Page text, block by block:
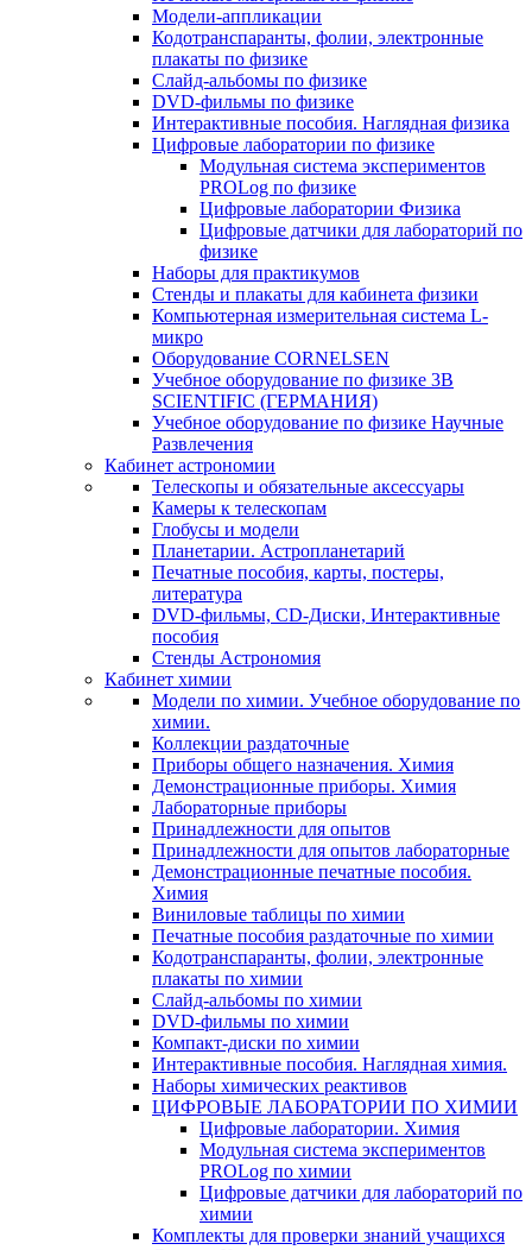
Модели-аппликации
Кодотранспаранты, фолии, электронные
плакаты по физике
Слайд-альбомы по физике
DVD-фильмы по физике
Интерактивные пособия. Наглядная физика
Цифровые лаборатории по физике
Модульная система экспериментов
PROLog по физике
Цифровые лаборатории Физика
Цифровые датчики для лабораторий по
физике
Наборы для практикумов
Стенды и плакаты для кабинета физики
Компьютерная измерительная система L-
микро
Оборудование CORNELSEN
Учебное оборудование по физике 3B
SCIENTIFIC (ГЕРМАНИЯ)
Учебное оборудование по физике Научные
Развлечения
Кабинет астрономии
Телескопы и обязательные аксессуары
Камеры к телескопам
Глобусы и модели
Планетарии. Астропланетарий
Печатные пособия, карты, постеры,
литература
DVD-фильмы, CD-Диски, Интерактивные
пособия
Стенды Астрономия
Кабинет химии
Модели по химии. Учебное оборудование по
химии.
Коллекции раздаточные
Приборы общего назначения. Химия
Демонстрационные приборы. Химия
Лабораторные приборы
Принадлежности для опытов
Принадлежности для опытов лабораторные
Демонстрационные печатные пособия.
Химия
Виниловые таблицы по химии
Печатные пособия раздаточные по химии
Кодотранспаранты, фолии, электронные
плакаты по химии
Слайд-альбомы по химии
DVD-фильмы по химии
Компакт-диски по химии
Интерактивные пособия. Наглядная химия.
Наборы химических реактивов
ЦИФРОВЫЕ ЛАБОРАТОРИИ ПО ХИМИИ
Цифровые лаборатории. Химия
Модульная система экспериментов
PROLog по химии
Цифровые датчики для лабораторий по
химии
Комплекты для проверки знаний учащихся